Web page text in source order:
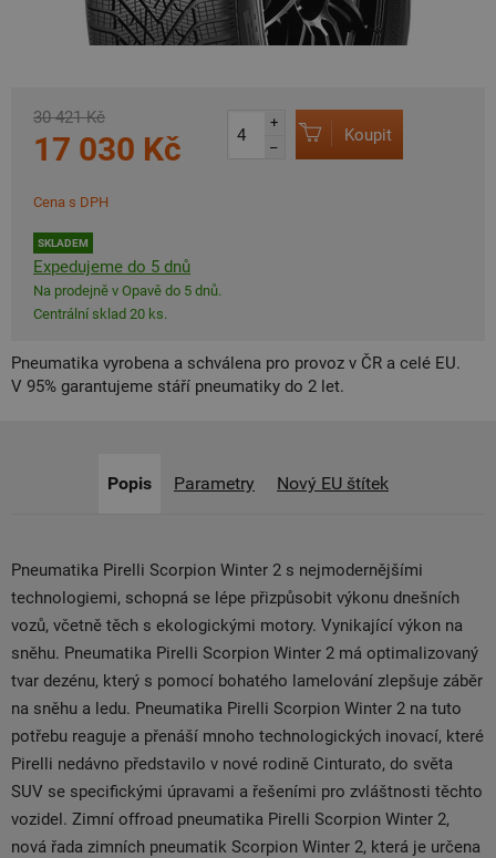
30 421 Kč
17 030 Kč
Cena s DPH
SKLADEM
Expedujeme do 5 dnů
Na prodejně v Opavě do 5 dnů.
Centrální sklad 20 ks.
+
–
Koupit
Pneumatika vyrobena a schválena pro provoz v ČR a celé EU.
V 95% garantujeme stáří pneumatiky do 2 let.
Popis Parametry Nový EU štítek
Pneumatika Pirelli Scorpion Winter 2 s nejmodernějšími
technologiemi, schopná se lépe přizpůsobit výkonu dnešních
vozů, včetně těch s ekologickými motory. Vynikající výkon na
sněhu. Pneumatika Pirelli Scorpion Winter 2 má optimalizovaný
tvar dezénu, který s pomocí bohatého lamelování zlepšuje záběr
na sněhu a ledu. Pneumatika Pirelli Scorpion Winter 2 na tuto
potřebu reaguje a přenáší mnoho technologických inovací, které
Pirelli nedávno představilo v nové rodině Cinturato, do světa
SUV se specifickými úpravami a řešeními pro zvláštnosti těchto
vozidel. Zimní offroad pneumatika Pirelli Scorpion Winter 2,
nová řada zimních pneumatik Scorpion Winter 2, která je určena